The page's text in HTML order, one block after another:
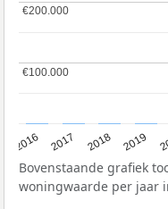
2016 2017 2018 2019
€100.000
€100.000
€200.000
€200.000
Bovenstaande grafiek
woningwaarde per jaar